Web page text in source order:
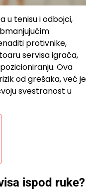
u tenisu i odbojci,
protivnike,
servisa igrača,
Ova
od grešaka, već je
svestranost u
ispod ruke?